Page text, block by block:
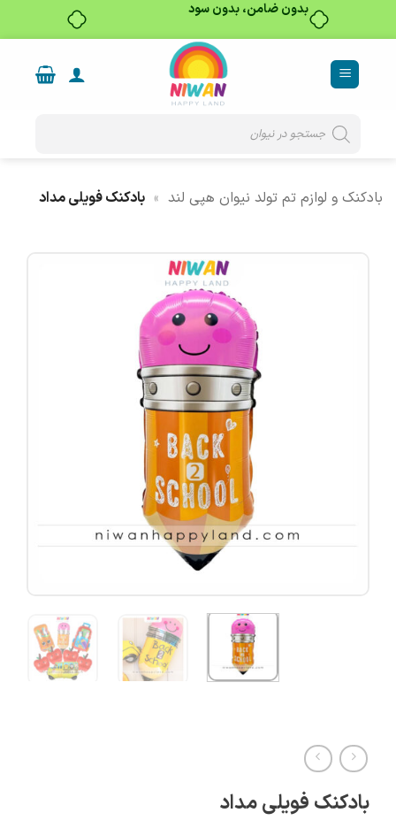
بدون ضامن، بدون سود
content
search
بادکنک و لوازم تم تولد نیوان هپی لند » بادکنک فویلی مداد
بادکنک فویلی مداد